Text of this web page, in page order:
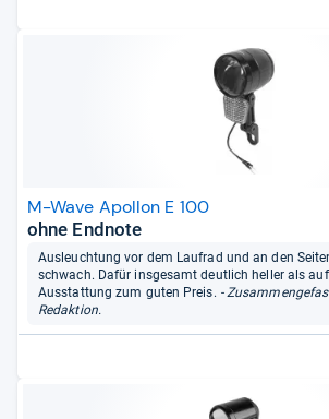
M-Wave Apollon E 100
ohne Endnote
Ausleuchtung vor dem Laufrad und an den
schwach. Dafür insgesamt deutlich heller als
Ausstattung zum guten Preis. -
Redaktion.